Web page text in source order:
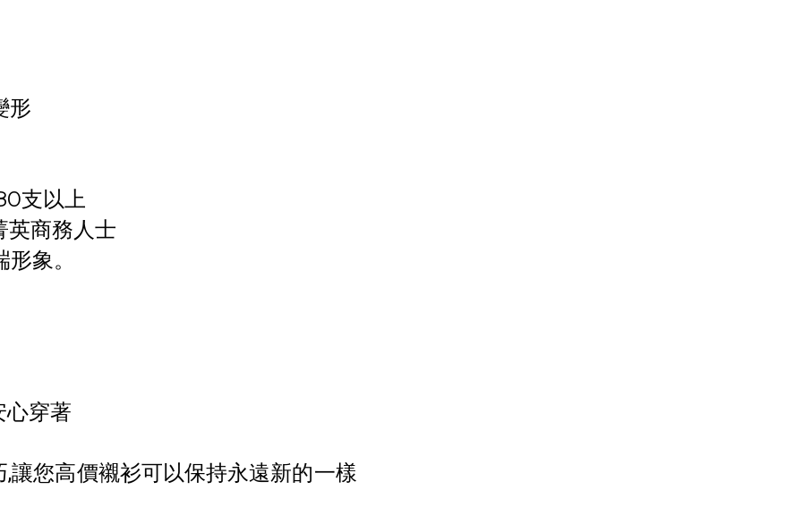
形
支以上
商務人士
象。
心穿著
您高價襯衫可以保持永遠新的一樣